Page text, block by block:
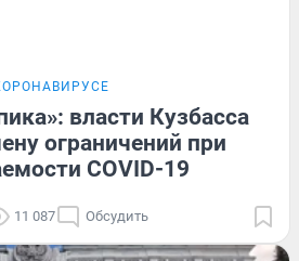
власти Кузбасса
ограничений при
COVID-19
11 087 Обсудить